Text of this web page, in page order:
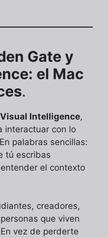
Gate y
el Mac
.
Visual Intelligence,
interactuar con lo
palabras sencillas:
tú escribas
el contexto
creadores,
que viven
vez de perderte